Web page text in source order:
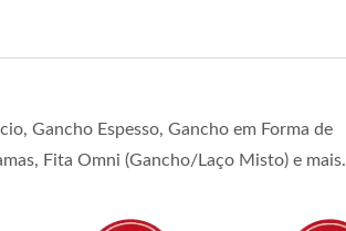
Gancho Espesso, Gancho em Forma de
Fita Omni (Gancho/Laço Misto) e mais.